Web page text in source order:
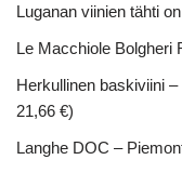
Luganan viinien tähti
Le Macchiole Bolgheri
Herkullinen baskiviini
21,66 €)
Langhe DOC –